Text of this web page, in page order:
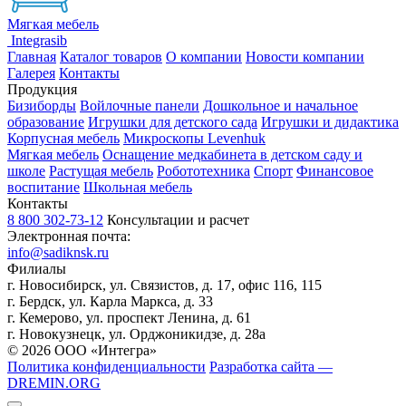
Мягкая мебель
Integrasib
Главная Каталог товаров О компании Новости компании
Галерея Контакты
Продукция
Бизиборды Войлочные панели Дошкольное и начальное
образование Игрушки для детского сада Игрушки и дидактика
Корпусная мебель Микроскопы Levenhuk
Мягкая мебель Оснащение медкабинета в детском саду и
школе Растущая мебель Робототехника Спорт Финансовое
воспитание Школьная мебель
Контакты
8 800 302-73-12 Консультации и расчет
Электронная почта:
info@sadiknsk.ru
Филиалы
г. Новосибирск, ул. Связистов, д. 17, офис 116, 115
г. Бердск, ул. Карла Маркса, д. 33
г. Кемерово, ул. проспект Ленина, д. 61
г. Новокузнецк, ул. ​Орджоникидзе, д. 28а
© 2026 ООО «Интегра»
Политика конфиденциальности Разработка сайта —
DREMIN.ORG